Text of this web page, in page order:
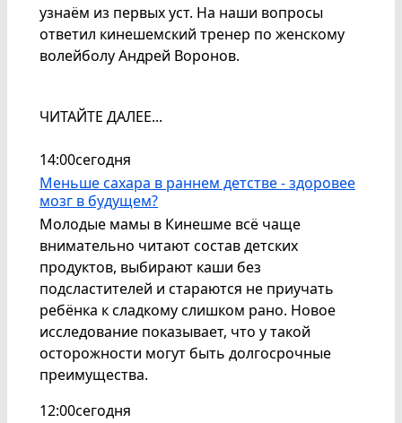
узнаём из первых уст. На наши вопросы
ответил кинешемский тренер по женскому
волейболу Андрей Воронов.
ЧИТАЙТЕ ДАЛЕЕ...
14:00сегодня
Меньше сахара в раннем детстве - здоровее
мозг в будущем?
Молодые мамы в Кинешме всё чаще
внимательно читают состав детских
продуктов, выбирают каши без
подсластителей и стараются не приучать
ребёнка к сладкому слишком рано. Новое
исследование показывает, что у такой
осторожности могут быть долгосрочные
преимущества.
12:00сегодня